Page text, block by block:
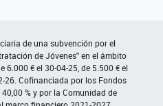
de una subvención por el
de Jóvenes" en el ámbito
6.000 € el 30-04-25, de 5.500 € el
26. Cofinanciada por los Fondos
% y por la Comunidad de